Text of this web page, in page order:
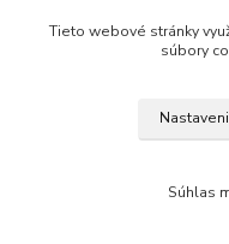
www.superpredajca.sk
www.spotrebice-
www.zahradnicek.sk
Tieto webové stránky
súbory
Súhlas